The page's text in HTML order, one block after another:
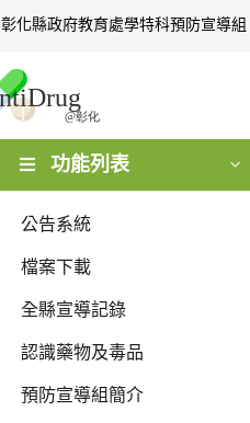
彰化縣政府教育處學特科預防宣導組
功能列表
公告系統
檔案下載
全縣宣導記錄
認識藥物及毒品
預防宣導組簡介